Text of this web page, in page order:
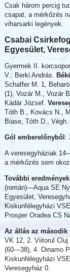
Csak három percig
csapat, a mérkőzés
viharsarki legények.
Csabai
Egyesület,
Gyermek II.
V.: Berki András.
Schaffer M. 1,
(1), Vozár M., Vozár
Kádár József.
Tóth B., Kovács N.,
Biase, Tóth D.,
Gól emberelőnyből:
A veresegyháziak
a mérkőzés sem
További eredmények
(román)—Aqua SE
Egyesület,
Kiskunfélegyházi
Prosper Oradea CS
Az állás az
VK 12, 2. Viitorul
(60—38), 4. Dinamo
Kiskunfélegyházi
Veresegyház 0.